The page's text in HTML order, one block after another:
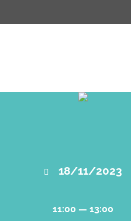
18/11/2023
11:00 — 13:00